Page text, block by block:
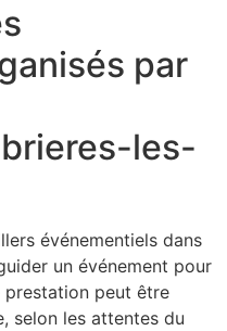
par
les-
événementiels dans
un événement pour
peut être
selon les attentes du